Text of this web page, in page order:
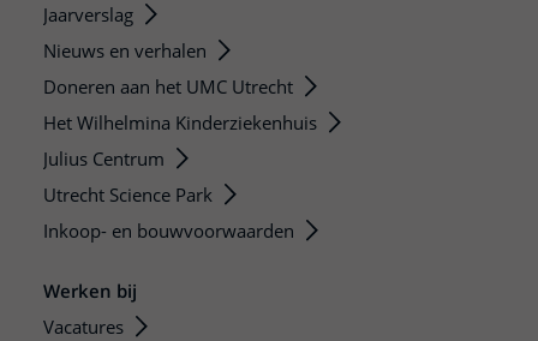
Jaarverslag
Nieuws en verhalen
Doneren aan het UMC Utrecht
Het Wilhelmina Kinderziekenhuis
Julius Centrum
Utrecht Science Park
Inkoop- en bouwvoorwaarden
Werken bij
Vacatures